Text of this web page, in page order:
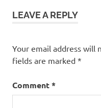
LEAVE A REPLY
Your email address will
fields are marked *
Comment*